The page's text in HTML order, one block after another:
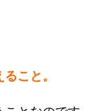
こと。